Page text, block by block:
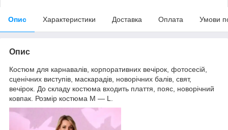
Опис Характеристики Доставка Оплата Умови
Опис
Костюм для карнавалів, корпоративних вечірок, фотосесій,
сценічних виступів, маскарадів, новорічних балів, свят,
вечірок. До складу костюма входить плаття, пояс, новорічний
ковпак. Розмір костюма M — L.